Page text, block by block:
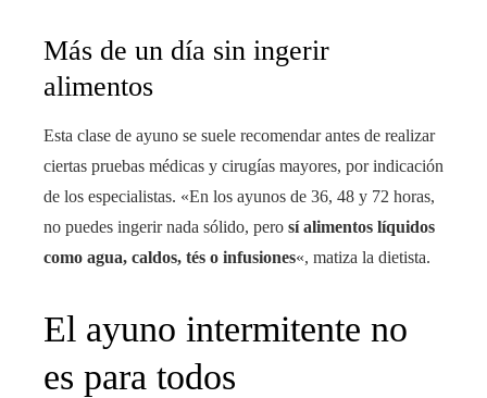
Más de un día sin ingerir
alimentos
Esta clase de ayuno se suele recomendar antes de realizar
ciertas pruebas médicas y cirugías mayores, por indicación
de los especialistas. «En los ayunos de 36, 48 y 72 horas,
no puedes ingerir nada sólido, pero sí alimentos líquidos
como agua, caldos, tés o infusiones«, matiza la dietista.
El ayuno intermitente no
es para todos